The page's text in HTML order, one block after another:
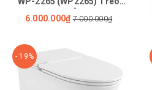
Tường Nắp Êm Loven
6.000.000₫ 7.000.000₫
- 19%